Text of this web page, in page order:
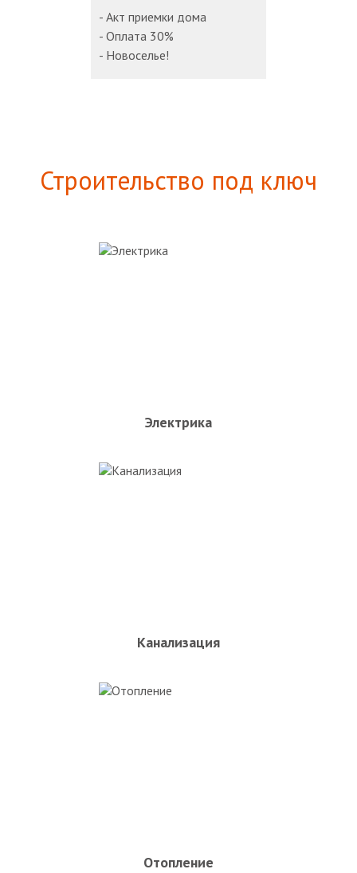
- Акт приемки дома
- Оплата 30%
- Новоселье!
Строительство под ключ
Электрика
Канализация
Отопление